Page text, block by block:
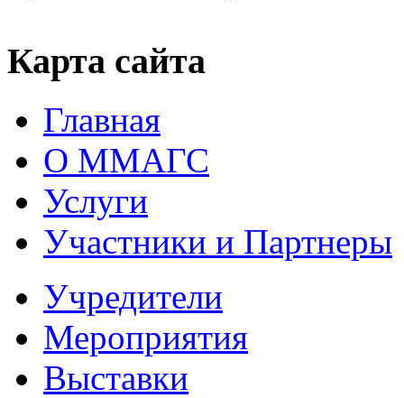
Карта сайта
Главная
О ММАГС
Услуги
Участники и Партнеры
Учредители
Мероприятия
Выставки